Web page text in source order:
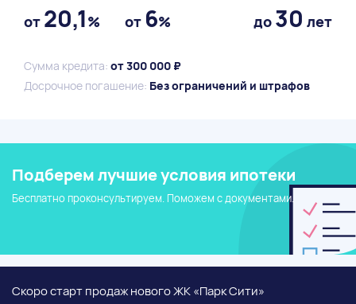
от 20,1% от 6% до 30 лет
Сумма кредита: от 300 000 ₽
Досрочное погашение: Без ограничений и штрафов
Подберем лучшие условия ипотеки
Бесплатно проконсультируем. Поможем с документами.
Скоро старт продаж нового ЖК «Парк Сити»